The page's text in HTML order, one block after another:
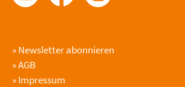
»Newsletter abonnieren
»AGB
»Impressum